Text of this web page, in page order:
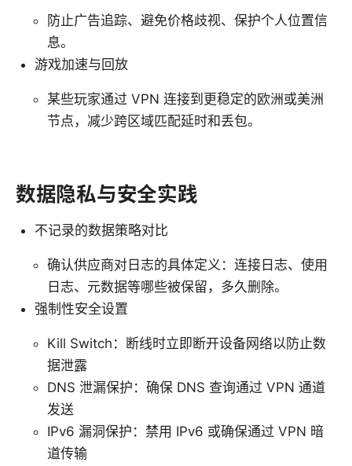
防止广告追踪、避免价格歧视、保护个人位置信
息。
游戏加速与回放
某些玩家通过 VPN 连接到更稳定的欧洲或美洲
节点，减少跨区域匹配延时和丢包。
数据隐私与安全实践
不记录的数据策略对比
确认供应商对日志的具体定义：连接日志、使用
日志、元数据等哪些被保留，多久删除。
强制性安全设置
Kill Switch：断线时立即断开设备网络以防止数
据泄露
DNS 泄漏保护：确保 DNS 查询通过 VPN 通道
发送
IPv6 漏洞保护：禁用 IPv6 或确保通过 VPN 暗
道传输